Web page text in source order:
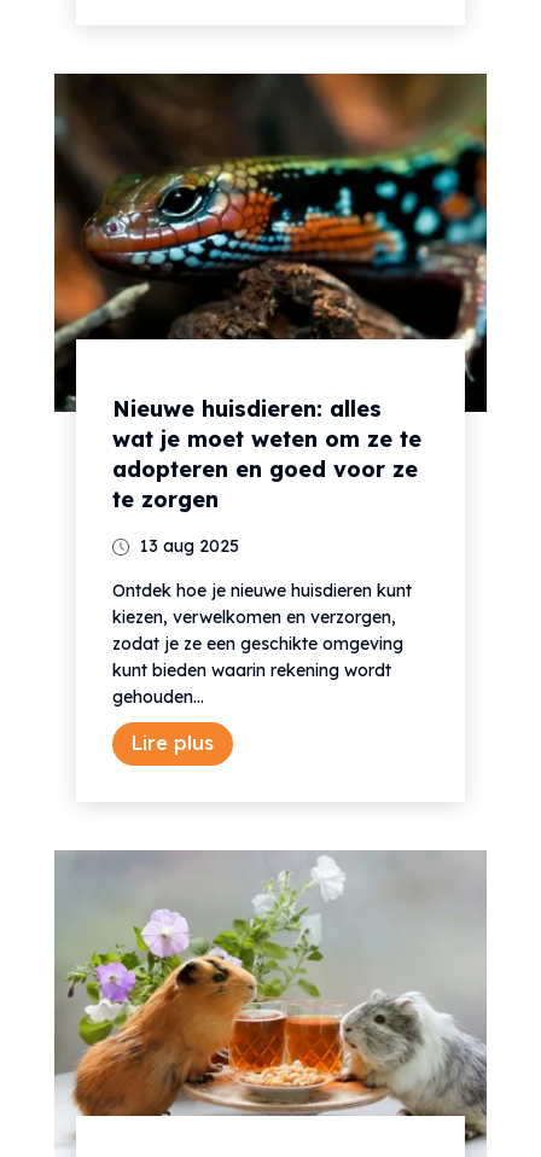
Nieuwe huisdieren: alles
wat je moet weten om ze te
adopteren en goed voor ze
te zorgen
13 aug 2025
Ontdek hoe je nieuwe huisdieren kunt
kiezen, verwelkomen en verzorgen,
zodat je ze een geschikte omgeving
kunt bieden waarin rekening wordt
gehouden...
Lire plus